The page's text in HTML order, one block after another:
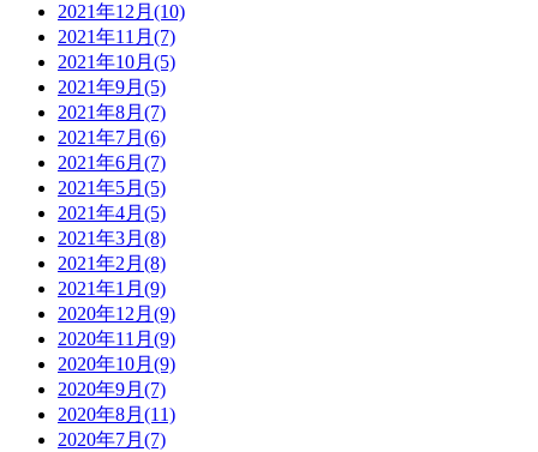
2021年12月(10)
2021年11月(7)
2021年10月(5)
2021年9月(5)
2021年8月(7)
2021年7月(6)
2021年6月(7)
2021年5月(5)
2021年4月(5)
2021年3月(8)
2021年2月(8)
2021年1月(9)
2020年12月(9)
2020年11月(9)
2020年10月(9)
2020年9月(7)
2020年8月(11)
2020年7月(7)